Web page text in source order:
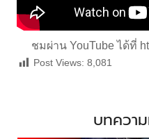
ชมผ่าน YouTube ได้ที่
Post Views: 8,081
บทควา